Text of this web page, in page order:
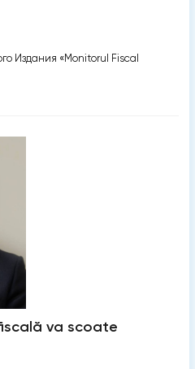
Издания «Monitorul Fiscal
va scoate